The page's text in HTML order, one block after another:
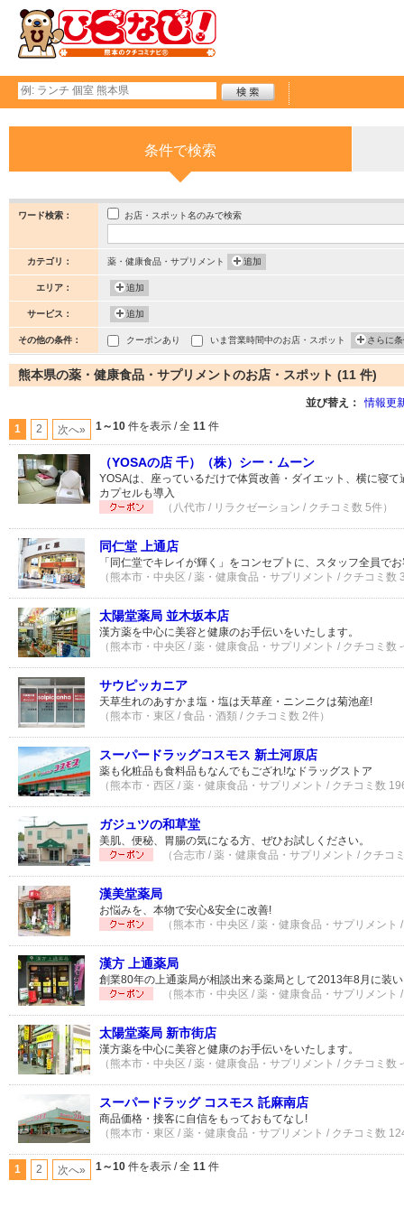
条件で検索
ワード検索： お店・スポット名のみで検索
カテゴリ： 薬・健康食品・サプリメント 追加
エリア： 追加
サービス： 追加
その他の条件： クーポンあり いま営業時間中のお店・スポット さらに
熊本県の薬・健康食品・サプリメントのお店・スポット (11 件)
並び替え： 情報更
1 2 次へ» 1～10 件を表示 / 全 11 件
（YOSAの店 千）（株）シー・ムーン
YOSAは、座っているだけで体質改善・ダイエット、横に寝
カプセルも導入
（八代市 / リラクゼーション / クチコミ数 5件）
同仁堂 上通店
「同仁堂でキレイが輝く」をコンセプトに、スタッフ全員で
（熊本市・中央区 / 薬・健康食品・サプリメント / クチコミ数
太陽堂薬局 並木坂本店
漢方薬を中心に美容と健康のお手伝いをいたします。
（熊本市・中央区 / 薬・健康食品・サプリメント / クチコミ数
サウピッカニア
天草生れのあすかま塩・塩は天草産・ニンニクは菊池産!
（熊本市・東区 / 食品・酒類 / クチコミ数 2件）
スーパードラッグコスモス 新土河原店
薬も化粧品も食料品もなんでもござれ!なドラッグストア
（熊本市・西区 / 薬・健康食品・サプリメント / クチコミ数
ガジュツの和草堂
美肌、便秘、胃腸の気になる方、ぜひお試しください。
（合志市 / 薬・健康食品・サプリメント / クチコ
漢美堂薬局
お悩みを、本物で安心&安全に改善!
（熊本市・中央区 / 薬・健康食品・サプリメント
漢方 上通薬局
創業80年の上通薬局が相談出来る薬局として2013年8月に装
（熊本市・中央区 / 薬・健康食品・サプリメント
太陽堂薬局 新市街店
漢方薬を中心に美容と健康のお手伝いをいたします。
（熊本市・中央区 / 薬・健康食品・サプリメント / クチコミ数
スーパードラッグ コスモス 託麻南店
商品価格・接客に自信をもっておもてなし!
（熊本市・東区 / 薬・健康食品・サプリメント / クチコミ数
1 2 次へ» 1～10 件を表示 / 全 11 件